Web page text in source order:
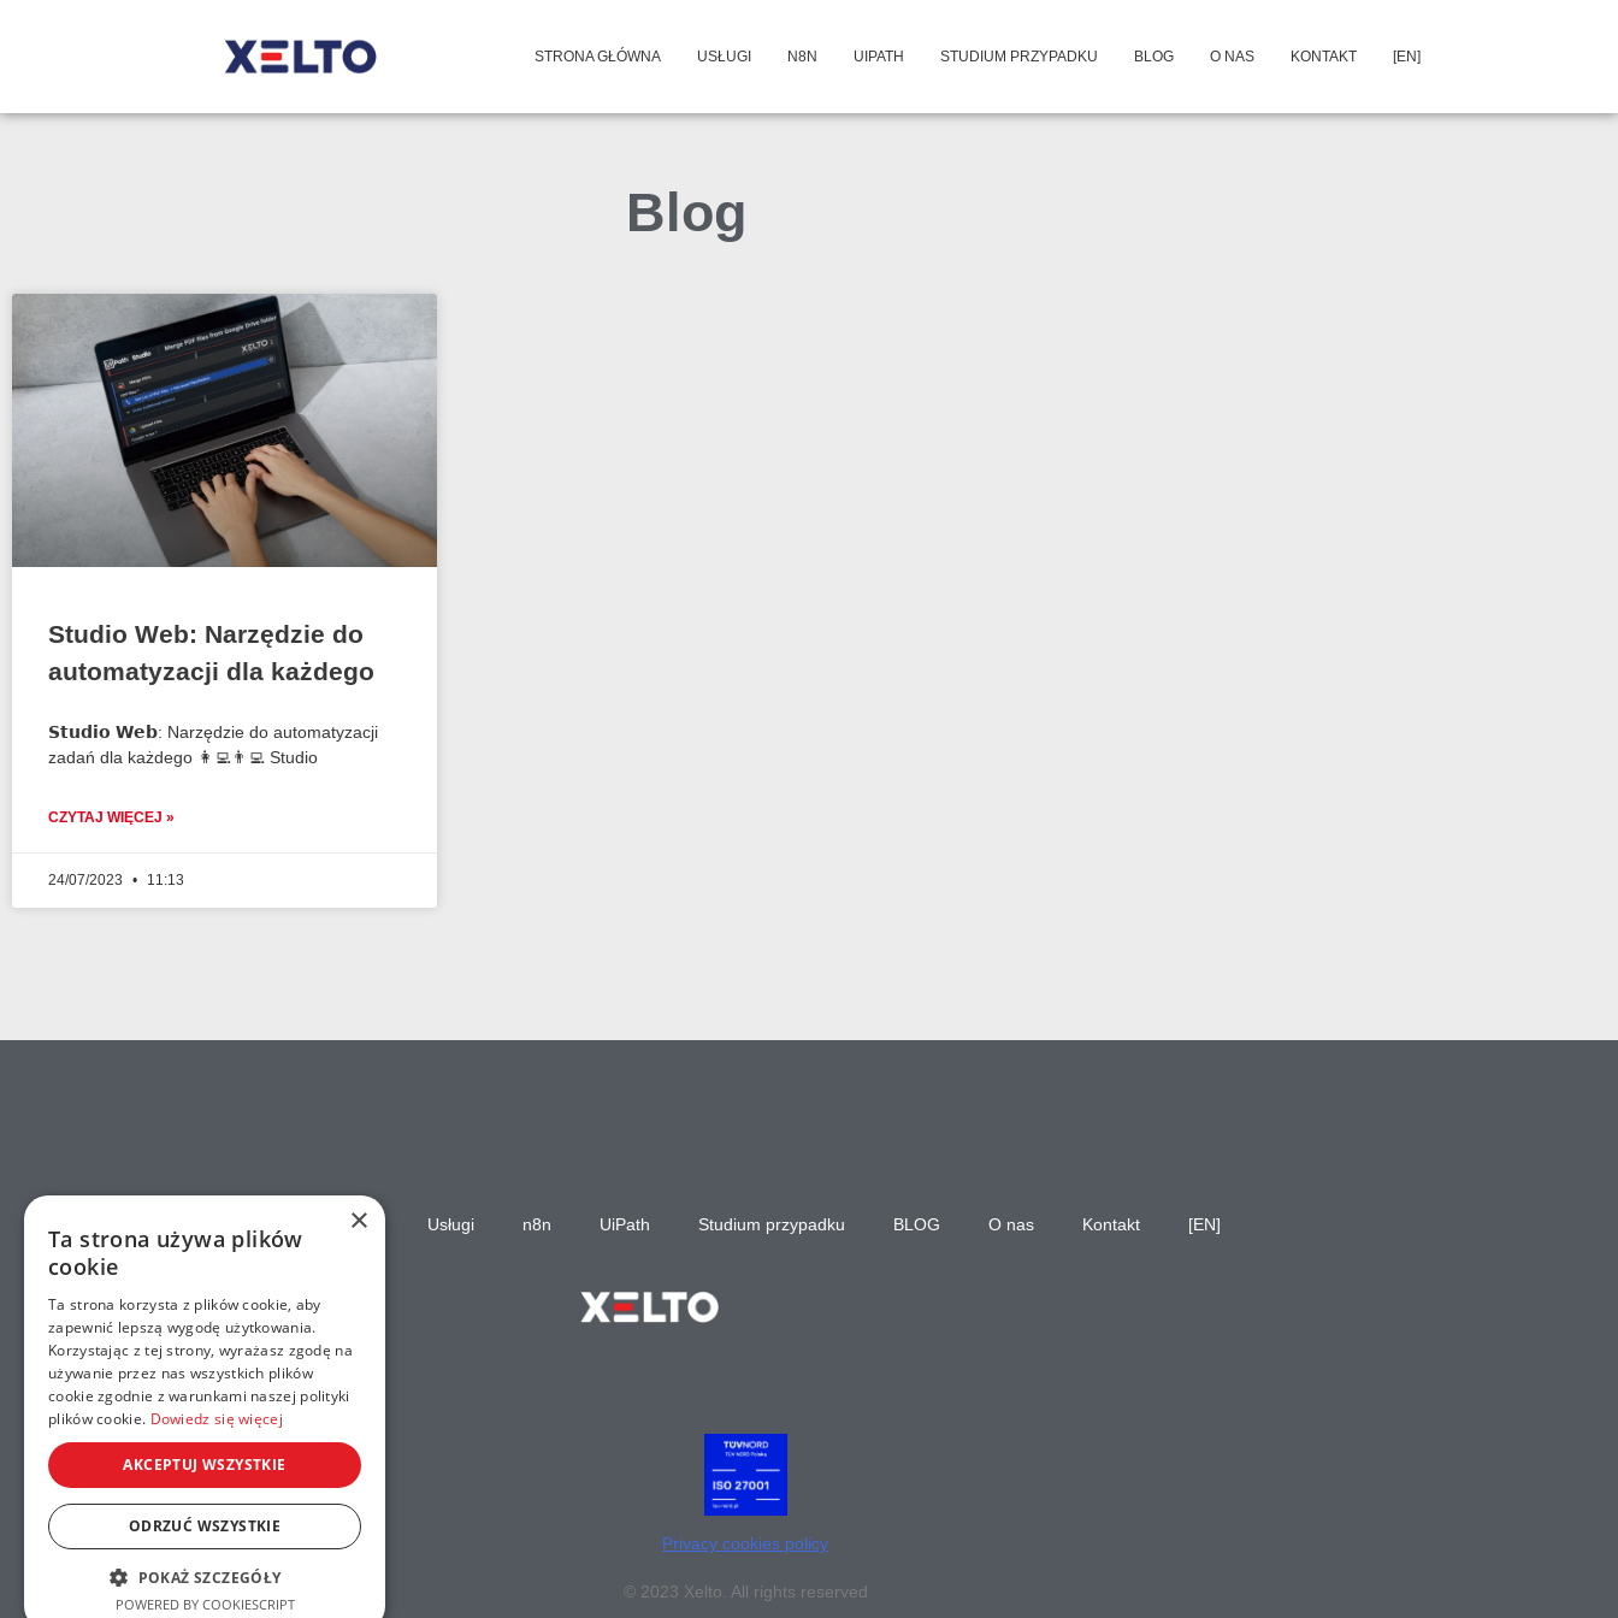
STRONA GŁÓWNA USŁUGI N8N UIPATH STUDIUM PRZYPADKU BLOG O NAS KONTAKT [EN]
Blog
Studio Web: Narzędzie do
automatyzacji dla każdego
𝗦𝘁𝘂𝗱𝗶𝗼 𝗪𝗲𝗯: Narzędzie do automatyzacji
zadań dla każdego 👩‍💻👨‍💻 Studio
CZYTAJ WIĘCEJ »
24/07/2023 11:13
Strona główna Usługi n8n UiPath Studium przypadku BLOG O nas Kontakt [EN]
Privacy cookies policy
© 2023 Xelto. All rights reserved
×
Ta strona używa plików
cookie
Ta strona korzysta z plików cookie, aby
zapewnić lepszą wygodę użytkowania.
Korzystając z tej strony, wyrażasz zgodę na
używanie przez nas wszystkich plików
cookie zgodnie z warunkami naszej polityki
plików cookie. Dowiedz się więcej
AKCEPTUJ WSZYSTKIE
ODRZUĆ WSZYSTKIE
POKAŻ SZCZEGÓŁY
POWERED BY COOKIESCRIPT